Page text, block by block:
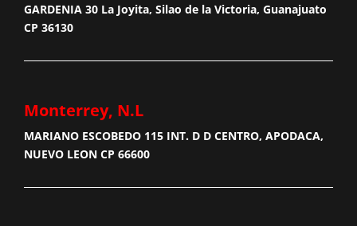
GARDENIA 30 La Joyita, Silao de la Victoria, Guanajuato
CP 36130
Monterrey, N.L
MARIANO ESCOBEDO 115 INT. D D CENTRO, APODACA,
NUEVO LEON CP 66600